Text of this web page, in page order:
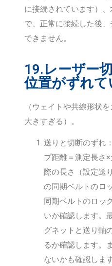
に接続されています）
で、正常に接続した後
できません。
19.レーザー
位置がずれて
（ウェイトや共線形状
大きすぎる）。
送りと切断のずれ
プ距離＝測定長さ
際の長さ（設定送
の同期ベルトのロ
同期ベルトのロッ
いか確認します。
グネットと送り軸
るか確認します。
ないかも確認します